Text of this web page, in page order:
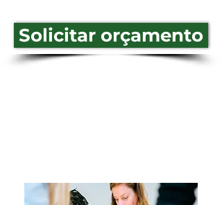
Solicitar orçamento